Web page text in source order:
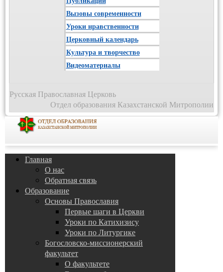
Вызовы современности
Уроки нравственности
Церковный календарь
Культура и творчество
Видеоматериалы
Русская Православная Церковь
Отдел образования Казахстанской Митрополии
Главная
О нас
Обратная связь
Образование
Основы Православия
Первые шаги в Церкви
Уроки по Катихизису
Уроки по Литургике
Богословско-миссионерский
факультет
О факультете